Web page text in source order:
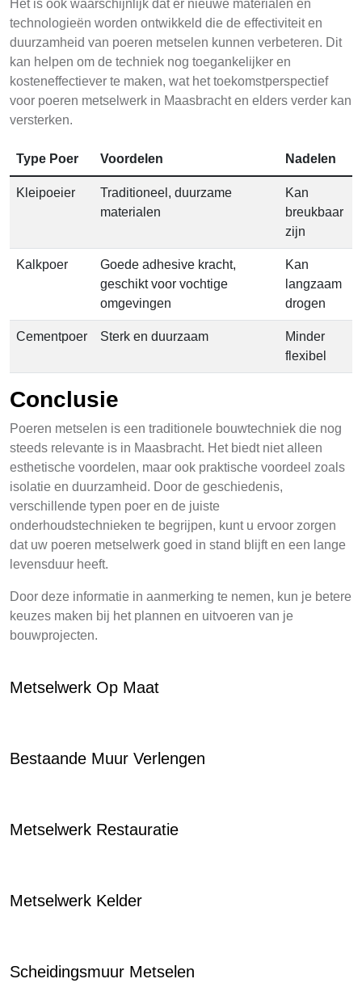
Het is ook waarschijnlijk dat er nieuwe materialen en
technologieën worden ontwikkeld die de effectiviteit en
duurzamheid van poeren metselen kunnen verbeteren. Dit
kan helpen om de techniek nog toegankelijker en
kosteneffectiever te maken, wat het toekomstperspectief
voor poeren metselwerk in Maasbracht en elders verder kan
versterken.
Type Poer Voordelen Nadelen
Kleipoeier
Traditioneel, duurzame
materialen
Kan
breukbaar
zijn
Kalkpoer
Goede adhesive kracht,
geschikt voor vochtige
omgevingen
Kan
langzaam
drogen
Cementpoer Sterk en duurzaam
Minder
flexibel
Conclusie
Poeren metselen is een traditionele bouwtechniek die nog
steeds relevante is in Maasbracht. Het biedt niet alleen
esthetische voordelen, maar ook praktische voordeel zoals
isolatie en duurzamheid. Door de geschiedenis,
verschillende typen poer en de juiste
onderhoudstechnieken te begrijpen, kunt u ervoor zorgen
dat uw poeren metselwerk goed in stand blijft en een lange
levensduur heeft.
Door deze informatie in aanmerking te nemen, kun je betere
keuzes maken bij het plannen en uitvoeren van je
bouwprojecten.
Metselwerk Op Maat
Bestaande Muur Verlengen
Metselwerk Restauratie
Metselwerk Kelder
Scheidingsmuur Metselen